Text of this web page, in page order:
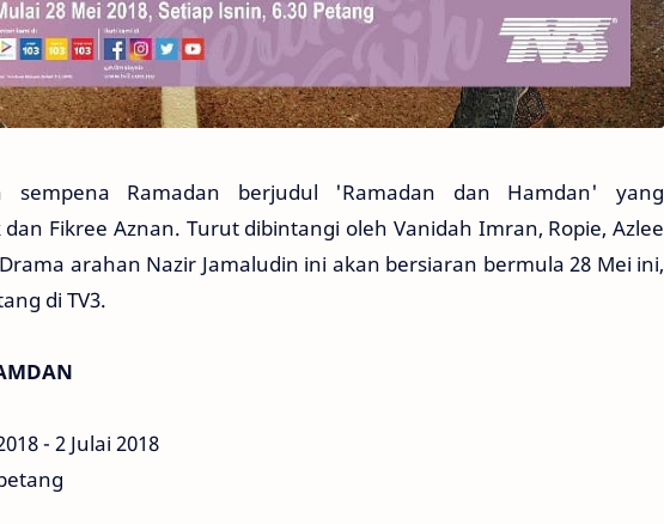
sempena Ramadan berjudul 'Ramadan dan Hamdan' yang
Fikree Aznan. Turut dibintangi oleh Vanidah Imran, Ropie, Azlee
arahan Nazir Jamaludin ini akan bersiaran bermula 28 Mei ini,
di TV3.
- 2 Julai 2018